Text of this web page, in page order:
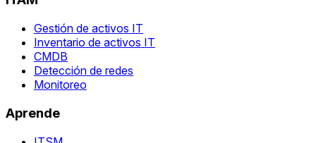
Gestión de activos IT
Inventario de activos IT
CMDB
Detección de redes
Monitoreo
Aprende